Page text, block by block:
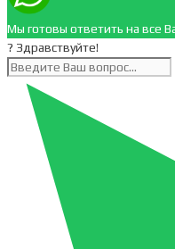
Мы готовы ответить на все
? Здравствуйте!